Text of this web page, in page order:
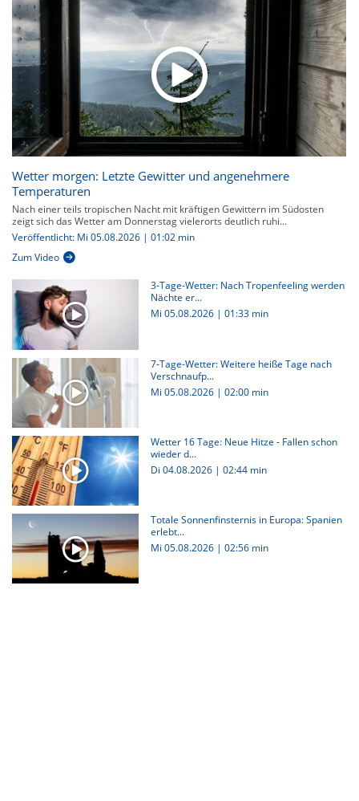
Wetter morgen: Letzte Gewitter und angenehmere
Temperaturen
Nach einer teils tropischen Nacht mit kräftigen Gewittern im Südosten
zeigt sich das Wetter am Donnerstag vielerorts deutlich ruhi...
Veröffentlicht: Mi 05.08.2026 | 01:02 min
Zum Video
3-Tage-Wetter: Nach Tropenfeeling werden
Nächte er...
Mi 05.08.2026 | 01:33 min
7-Tage-Wetter: Weitere heiße Tage nach
Verschnaufp...
Mi 05.08.2026 | 02:00 min
Wetter 16 Tage: Neue Hitze - Fallen schon
wieder d...
Di 04.08.2026 | 02:44 min
Totale Sonnenfinsternis in Europa: Spanien
erlebt...
Mi 05.08.2026 | 02:56 min